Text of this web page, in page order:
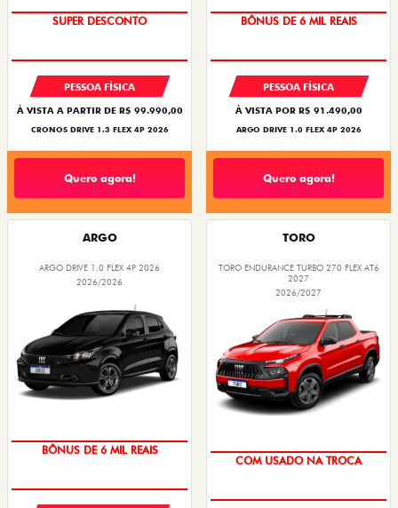
BÔNUS DE ATÉ R$ 14 MIL
PESSOA FÍSICA
À VISTA A PARTIR DE R$ 99.990,00
CRONOS DRIVE 1.3 FLEX 4P 2026
Quero agora!
TAXA ZERO
PESSOA FÍSICA
À VISTA POR R$ 91.490,00
ARGO DRIVE 1.0 FLEX 4P 2026
Quero agora!
ARGO
ARGO DRIVE 1.0 FLEX 4P 2026
2026/2026
TAXA ZERO
TORO
TORO ENDURANCE TURBO 270 FLEX AT6
2027
2026/2027
OPORTUNIDADE